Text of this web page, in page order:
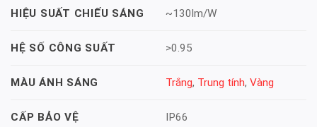
HIỆU SUẤT CHIẾU SÁNG ~130lm/W
HỆ SỐ CÔNG SUẤT >0.95
MÀU ÁNH SÁNG Trắng, Trung tính, Vàng
CẤP BẢO VỆ IP66